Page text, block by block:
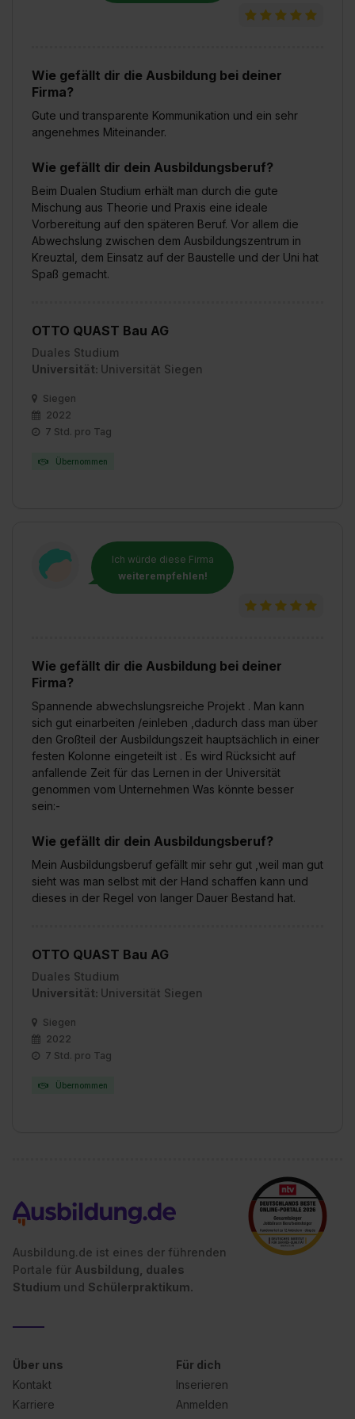
Wie gefällt dir die Ausbildung bei deiner
Firma?
Gute und transparente Kommunikation und ein sehr
angenehmes Miteinander.
Wie gefällt dir dein Ausbildungsberuf?
Beim Dualen Studium erhält man durch die gute
Mischung aus Theorie und Praxis eine ideale
Vorbereitung auf den späteren Beruf. Vor allem die
Abwechslung zwischen dem Ausbildungszentrum in
Kreuztal, dem Einsatz auf der Baustelle und der Uni hat
Spaß gemacht.
OTTO QUAST Bau AG
Duales Studium
Universität: Universität Siegen
Siegen
2022
7 Std. pro Tag
Übernommen
Ich würde diese Firma
weiterempfehlen!
Wie gefällt dir die Ausbildung bei deiner
Firma?
Spannende abwechslungsreiche Projekt . Man kann
sich gut einarbeiten /einleben ,dadurch dass man über
den Großteil der Ausbildungszeit hauptsächlich in einer
festen Kolonne eingeteilt ist . Es wird Rücksicht auf
anfallende Zeit für das Lernen in der Universität
genommen vom Unternehmen Was könnte besser
sein:-
Wie gefällt dir dein Ausbildungsberuf?
Mein Ausbildungsberuf gefällt mir sehr gut ,weil man gut
sieht was man selbst mit der Hand schaffen kann und
dieses in der Regel von langer Dauer Bestand hat.
OTTO QUAST Bau AG
Duales Studium
Universität: Universität Siegen
Siegen
2022
7 Std. pro Tag
Übernommen
Ausbildung.de ist eines der führenden
Portale für Ausbildung, duales
Studium und Schülerpraktikum.
Über uns
Kontakt
Karriere
Für dich
Inserieren
Anmelden